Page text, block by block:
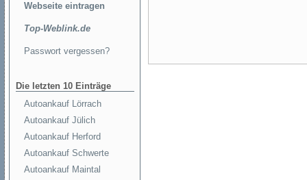
Webseite eintragen
Top-Weblink.de
Passwort vergessen?
Die letzten 10 Einträge
Autoankauf Lörrach
Autoankauf Jülich
Autoankauf Herford
Autoankauf Schwerte
Autoankauf Maintal